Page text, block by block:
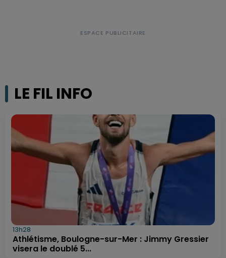
LE FIL INFO
13h28
Athlétisme, Boulogne-sur-Mer : Jimmy Gressier
visera le doublé 5...